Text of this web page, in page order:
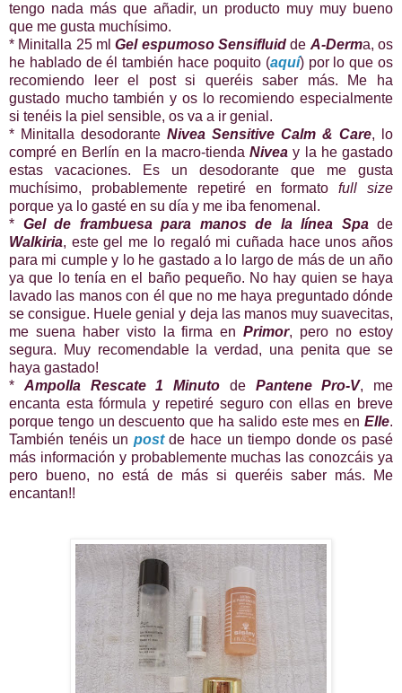
tengo nada más que añadir, un producto muy muy bueno
que me gusta muchísimo.
* Minitalla 25 mlGel espumoso Sensifluidde A-Derma, os
he hablado de él también hace poquito (aquí) por lo que os
recomiendo leer el post si queréis saber más. Me ha
gustado mucho también y os lo recomiendo especialmente
si tenéis la piel sensible, os va a ir genial.
* Minitalla desodorante Nivea Sensitive Calm & Care, lo
compré en Berlín en la macro-tiendaNivea y la he gastado
estas vacaciones. Es un desodorante que me gusta
muchísimo, probablemente repetiré en formatofull size
porque ya lo gasté en su día y me iba fenomenal.
* Gel de frambuesa para manos de la línea Spa de
Walkiria, este gel me lo regaló mi cuñada hace unos años
para mi cumple y lo he gastado a lo largo de más de un año
ya que lo tenía en el baño pequeño. No hay quien se haya
lavado las manos con él que no me haya preguntado dónde
se consigue. Huele genial y deja las manos muy suavecitas,
me suena haber visto la firma enPrimor, pero no estoy
segura. Muy recomendable la verdad, una penita que se
haya gastado!
* Ampolla Rescate 1 Minuto dePantene Pro-V, me
encanta esta fórmula y repetiré seguro con ellas en breve
porque tengo un descuento que ha salido este mes en Elle.
También tenéis un post de hace un tiempo donde os pasé
más información y probablemente muchas las conozcáis ya
pero bueno, no está de más si queréis saber más. Me
encantan!!